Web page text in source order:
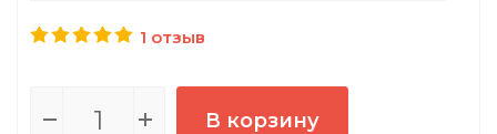
1 отзыв
В корзину